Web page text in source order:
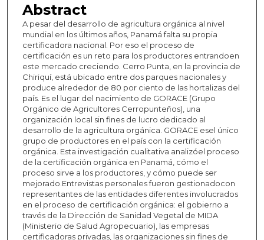
Abstract
A pesar del desarrollo de agricultura orgánica al nivel
mundial en los últimos años, Panamá falta su propia
certificadora nacional. Por eso el proceso de
certificación es un reto para los productores entrandoen
este mercado creciendo. Cerro Punta, en la provincia de
Chiriquí, está ubicado entre dos parques nacionales y
produce alrededor de 80 por ciento de las hortalizas del
país. Es el lugar del nacimiento de GORACE (Grupo
Orgánico de Agricultores Cerropunteños), una
organización local sin fines de lucro dedicado al
desarrollo de la agricultura orgánica. GORACE esel único
grupo de productores en el país con la certificación
orgánica. Esta investigación cualitativa analizóel proceso
de la certificación orgánica en Panamá, cómo el
proceso sirve a los productores, y cómo puede ser
mejorado.Entrevistas personales fueron gestionadocon
representantes de las entidades diferentes involucrados
en el proceso de certificación orgánica: el gobierno a
través de la Dirección de Sanidad Vegetal de MIDA
(Ministerio de Salud Agropecuario), las empresas
certificadoras privadas, las organizaciones sin fines de